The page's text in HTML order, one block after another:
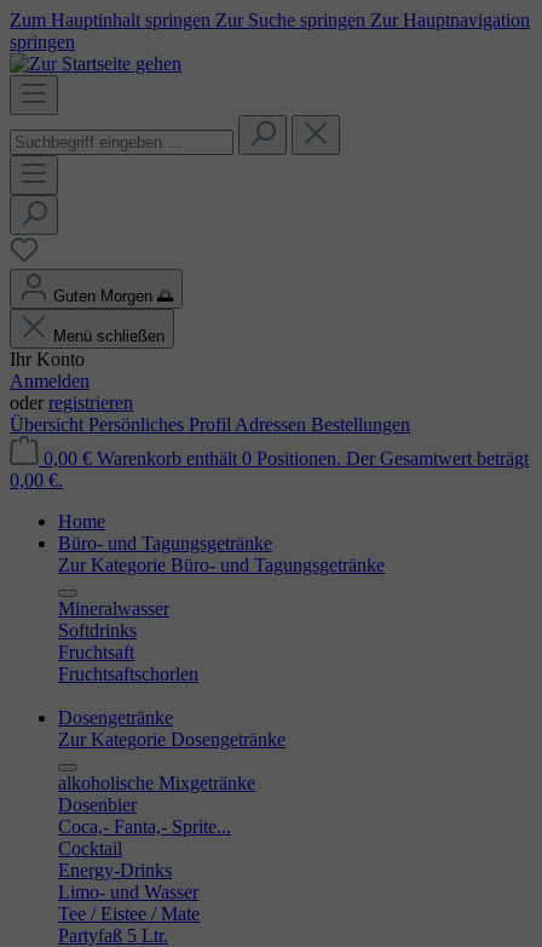
Zum Hauptinhalt springen Zur Suche springen Zur Hauptnavigation
springen
Guten Morgen 🌅
Menü schließen
Ihr Konto
Anmelden
oder registrieren
Übersicht Persönliches Profil Adressen Bestellungen
0,00 € Warenkorb enthält 0 Positionen. Der Gesamtwert beträgt
0,00 €.
Home
Büro- und Tagungsgetränke
Zur Kategorie Büro- und Tagungsgetränke
Mineralwasser
Softdrinks
Fruchtsaft
Fruchtsaftschorlen
Dosengetränke
Zur Kategorie Dosengetränke
alkoholische Mixgetränke
Dosenbier
Coca,- Fanta,- Sprite...
Cocktail
Energy-Drinks
Limo- und Wasser
Tee / Eistee / Mate
Partyfaß 5 Ltr.